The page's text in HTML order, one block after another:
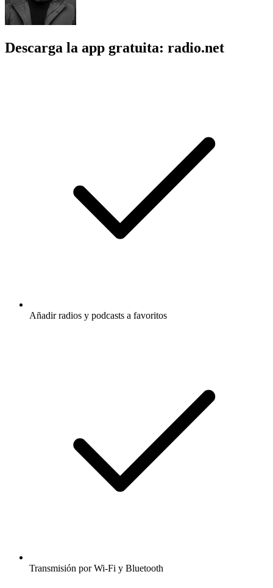
Descarga la app gratuita: radio.net
Añadir radios y podcasts a favoritos
Transmisión por Wi-Fi y Bluetooth